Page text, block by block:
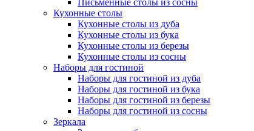
Письменные столы из сосны
Кухонные столы
Кухонные столы из дуба
Кухонные столы из бука
Кухонные столы из березы
Кухонные столы из сосны
Наборы для гостиной
Наборы для гостиной из дуба
Наборы для гостиной из бука
Наборы для гостиной из березы
Наборы для гостиной из сосны
Зеркала